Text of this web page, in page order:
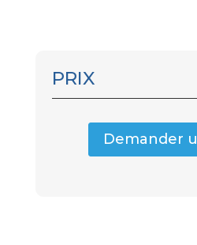
PRIX
Demander